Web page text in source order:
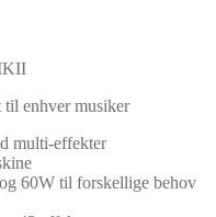
enhver musiker
multi-effekter
60W til forskellige behov